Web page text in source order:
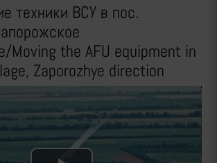
техники ВСУ в пос.
Moving the AFU equipment in
Zaporozhye direction